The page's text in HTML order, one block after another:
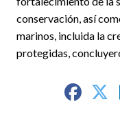
conservación, así
marinos, incluida la
protegidas,